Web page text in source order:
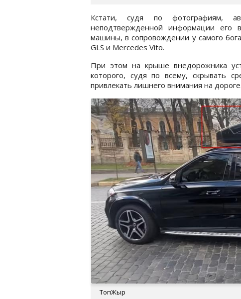
Кстати, судя по фотографиям,
неподтвержденной информации его
машины, в сопровождении у самого
GLS и Mercedes Vito.
При этом на крыше внедорожника
которого, судя по всему, скрывать
привлекать лишнего внимания на дороге.
ТопЖыр